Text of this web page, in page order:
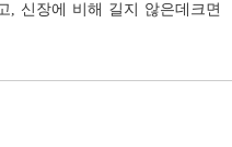
, 신장에 비해 길지 않은데크면